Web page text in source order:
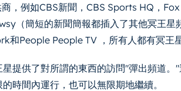
，例如CBS新聞，CBS Sports HQ，
（簡短的新聞簡報都插入了其他冥王星
和People People TV ，所有人都有冥王
星提供了對所謂的東西的訪問"彈出頻道。
時間內運行，也可以無限期地繼續。